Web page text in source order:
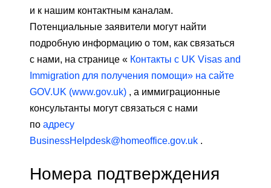
и к нашим контактным каналам.
Потенциальные заявители могут найти
подробную информацию о том, как связаться
с нами, на странице « Контакты с UK Visas and
Immigration для получения помощи» на сайте
GOV.UK (www.gov.uk) , а иммиграционные
консультанты могут связаться с нами
по адресу
BusinessHelpdesk@homeoffice.gov.uk .
Номера подтверждения